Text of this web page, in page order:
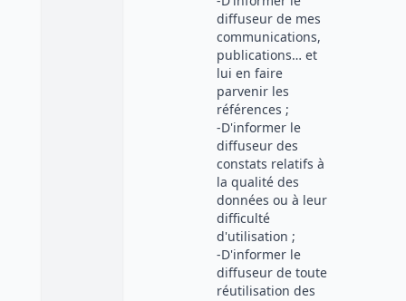
diffuseur de mes
communications,
publications… et
lui en faire
parvenir les
références ;
-D'informer le
diffuseur des
constats relatifs à
la qualité des
données ou à leur
difficulté
d'utilisation ;
-D'informer le
diffuseur de toute
réutilisation des